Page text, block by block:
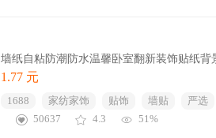
墙纸自粘防潮防水温馨卧室翻新装饰贴纸背
1.77 元
1688 家纺家饰 贴饰 墙贴
严选
50637
4.3 51%